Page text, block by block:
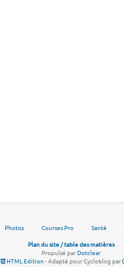
Photos Courses Pro Santé
Plan du site / table des matières
Propulsé parDotclear
HTML Edition - Adapté pour Cycloblog par